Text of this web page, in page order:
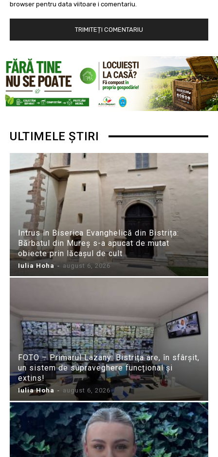
browser pentru data viitoare i comentariu.
ULTIMELE ȘTIRI
Intrus în Biserica Evanghelică din Bistrița:
Bărbatul din Mureș s-a apucat de mutat
obiecte prin lăcașul de cult
Iulia Hoha - august 6, 2026
FOTO – Primarul Lazany: Bistrița are, în sfârșit,
un sistem de supraveghere funcțional și
extins!
Iulia Hoha - august 6, 2026